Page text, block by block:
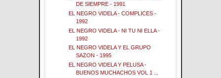
DE SIEMPRE - 1991
EL NEGRO VIDELA - COMPLICES -
1992
EL NEGRO VIDELA - NI TU NI ELLA -
1992
EL NEGRO VIDELA Y EL GRUPO
SAZON - 1995
EL NEGRO VIDELA Y PELUSA -
BUENOS MUCHACHOS VOL 1 ...